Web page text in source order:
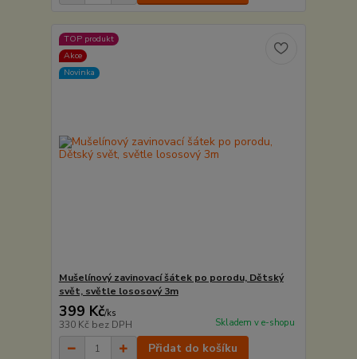
TOP produkt
Akce
Novinka
Mušelínový zavinovací šátek po porodu, Dětský
svět, světle lososový 3m
399 Kč/ks
330 Kč bez DPH Skladem v e-shopu
Přidat do košíku